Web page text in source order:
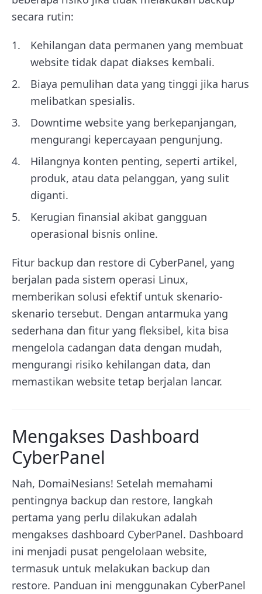
secara rutin:
Kehilangan data permanen yang membuat
website tidak dapat diakses kembali.
Biaya pemulihan data yang tinggi jika harus
melibatkan spesialis.
Downtime website yang berkepanjangan,
mengurangi kepercayaan pengunjung.
Hilangnya konten penting, seperti artikel,
produk, atau data pelanggan, yang sulit
diganti.
Kerugian finansial akibat gangguan
operasional bisnis online.
Fitur backup dan restore di CyberPanel, yang
berjalan pada sistem operasi Linux,
memberikan solusi efektif untuk skenario-
skenario tersebut. Dengan antarmuka yang
sederhana dan fitur yang fleksibel, kita bisa
mengelola cadangan data dengan mudah,
mengurangi risiko kehilangan data, dan
memastikan website tetap berjalan lancar.
Mengakses Dashboard
CyberPanel
Nah, DomaiNesians! Setelah memahami
pentingnya backup dan restore, langkah
pertama yang perlu dilakukan adalah
mengakses dashboard CyberPanel. Dashboard
ini menjadi pusat pengelolaan website,
termasuk untuk melakukan backup dan
restore. Panduan ini menggunakan CyberPanel